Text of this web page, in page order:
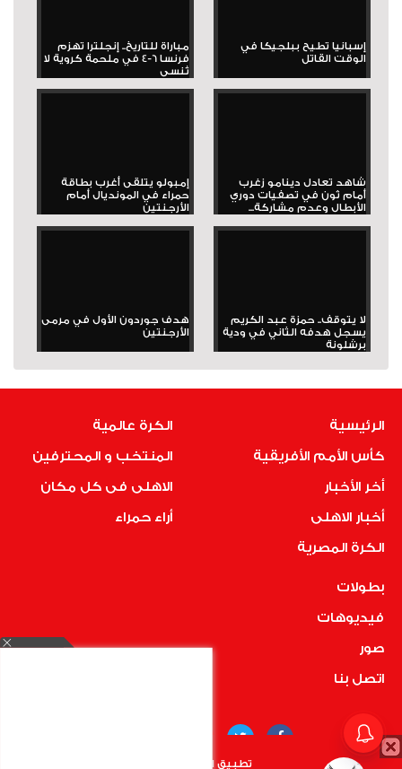
إسبانيا تطيح ببلجيكا في
الوقت القاتل
مباراة للتاريخ.. إنجلترا تهزم
فرنسا 6-4 في ملحمة كروية لا
تُنسى
شاهد تعادل دينامو زغرب
أمام ثون في تصفيات دوري
الأبطال وعدم مشاركة...
إمبولو يتلقى أغرب بطاقة
حمراء في المونديال أمام
الأرجنتين
لا يتوقف.. حمزة عبد الكريم
يسجل هدفه الثاني في ودية
برشلونة
هدف جوردون الأول في مرمى
الأرجنتين
الرئيسية
كأس الأمم الأفريقية
أخر الأخبار
أخبار الاهلى
الكرة المصرية
الكرة عالمية
المنتخب و المحترفين
الاهلى فى كل مكان
أراء حمراء
بطولات
فيديوهات
صور
اتصل بنا
تطبيق الأهلي.كوم متاح الأن